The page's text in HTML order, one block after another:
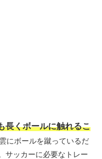
長くボールに触れるこ
にボールを蹴っているだ
サッカーに必要なトレー